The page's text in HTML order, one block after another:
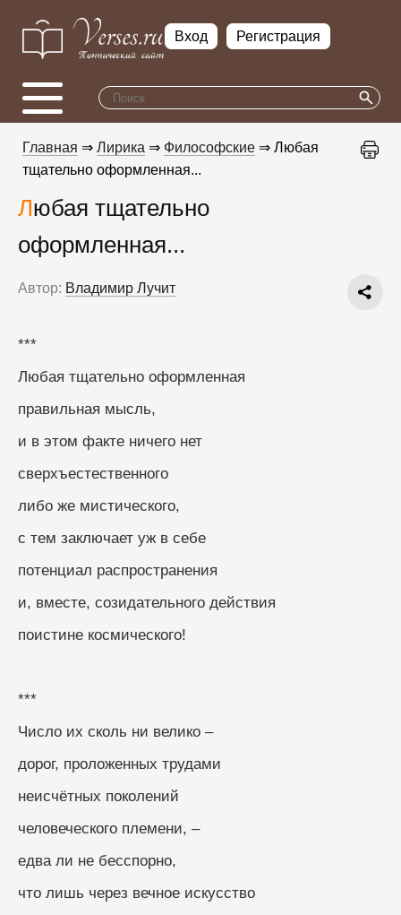
Вход Регистрация
Главная ⇒ Лирика ⇒ Философские ⇒ Любая
тщательно оформленная...
Любая тщательно
оформленная...
Автор: Владимир Лучит
***
Любая тщательно оформленная
правильная мысль,
и в этом факте ничего нет
сверхъестественного
либо же мистического,
с тем заключает уж в себе
потенциал распространения
и, вместе, созидательного действия
поистине космического!
***
Число их сколь ни велико –
дорог, проложенных трудами
неисчётных поколений
человеческого племени, –
едва ли не бесспорно,
что лишь через вечное искусство